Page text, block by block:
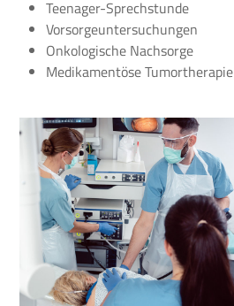
Teenager-Sprechstunde
Vorsorgeuntersuchungen
Onkologische Nachsorge
Medikamentöse Tumortherapie